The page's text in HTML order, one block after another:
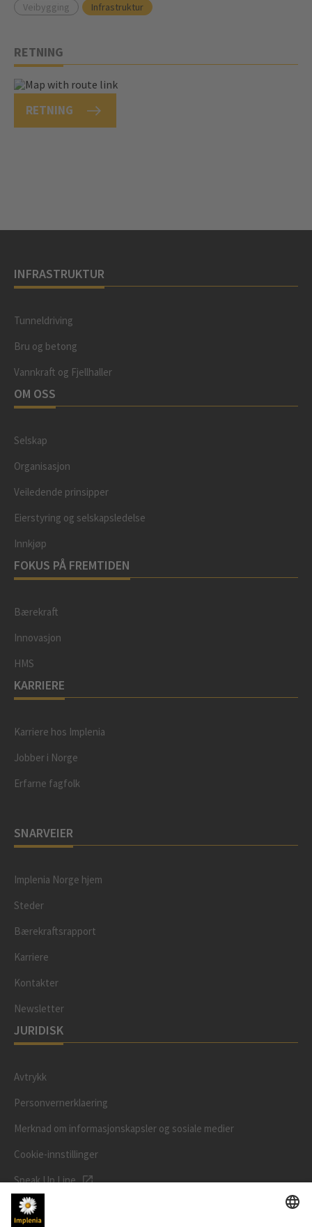
Veibygging Infrastruktur
RETNING
RETNING
INFRASTRUKTUR
Tunneldriving
Bru og betong
Vannkraft og Fjellhaller
OM OSS
Selskap
Organisasjon
Veiledende prinsipper
Eierstyring og selskapsledelse
Innkjøp
FOKUS PÅ FREMTIDEN
Bærekraft
Innovasjon
HMS
KARRIERE
Karriere hos Implenia
Jobber i Norge
Erfarne fagfolk
SNARVEIER
Implenia Norge hjem
Steder
Bærekraftsrapport
Karriere
Kontakter
Newsletter
JURIDISK
Avtrykk
Personvernerklaering
Merknad om informasjonskapsler og sosiale medier
Cookie-innstillinger
Speak Up Line
AKSJEKURSEN